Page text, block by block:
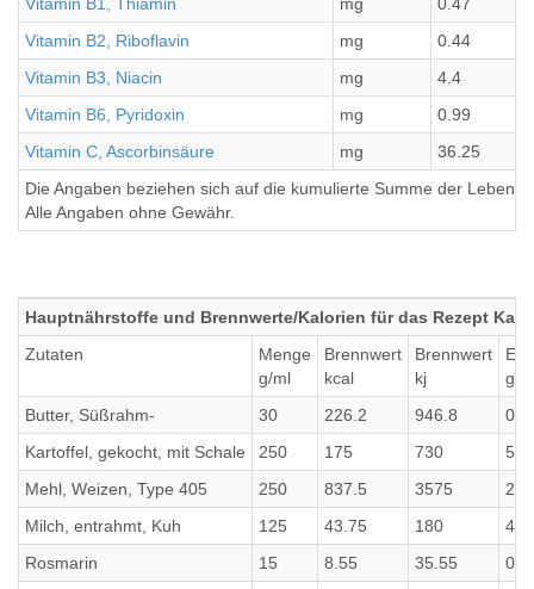
Vitamin B2, Riboflavin
mg
0.44
Vitamin B3, Niacin
mg
4.4
Vitamin B6, Pyridoxin
mg
0.99
Vitamin C, Ascorbinsäure
mg
36.25
Die Angaben beziehen sich auf die kumulierte Summe der
Alle Angaben ohne Gewähr.
Hauptnährstoffe und Brennwerte/Kalorien für das Rezept
Zutaten
Menge
g/ml
Brennwert
kcal
Brennwert
kj
g
Butter, Süßrahm-
30 226.2 946.8
Kartoffel, gekocht, mit Schale
250 175 730
5
Mehl, Weizen, Type 405
250 837.5 3575
Milch, entrahmt, Kuh
125 43.75 180
Rosmarin
15 8.55 35.55